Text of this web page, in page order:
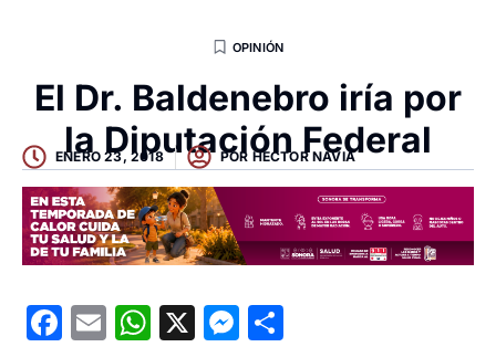
OPINIÓN
El Dr. Baldenebro iría por
la Diputación Federal
ENERO 23, 2018 POR HECTOR NAVIA
Facebook
EmailWhatsApp
X Messenger